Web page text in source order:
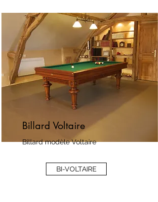
Billard Voltaire
Billard modèle Voltaire
BI-VOLTAIRE